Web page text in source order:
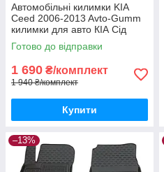
Автомобільні килимки KIA
Ceed 2006-2013 Avto-Gumm
килимки для авто КІА Сід
2006-2013 Автогум
Готово до відправки
1 690 ₴/комплект
1 940 ₴/комплект
Купити
–13%